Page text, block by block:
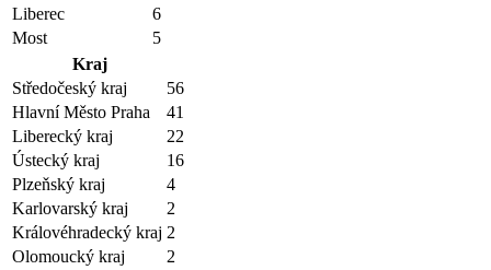
Liberec
6
Most
5
Kraj
Středočeský kraj
56
Hlavní Město Praha
41
Liberecký kraj
22
Ústecký kraj
16
Plzeňský kraj
4
Karlovarský kraj
2
Královéhradecký kraj 2
Olomoucký kraj
2